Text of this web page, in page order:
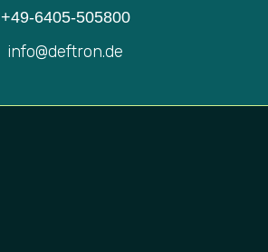
+49-6405-505800
info@deftron.de